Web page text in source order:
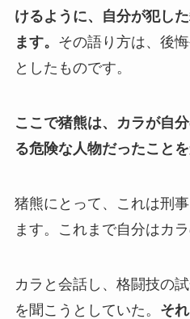
けるように、自分が犯し
ます。 その語り方は、後
としたものです。
ここで猪熊は、カラが自
る危険な人物だったことを
猪熊にとって、これは刑
ます。これまで自分はカ
カラと会話し、格闘技の
を聞こうとしていた。 そ